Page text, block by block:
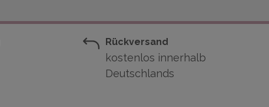
Rückversand
kostenlos innerhalb
Deutschlands